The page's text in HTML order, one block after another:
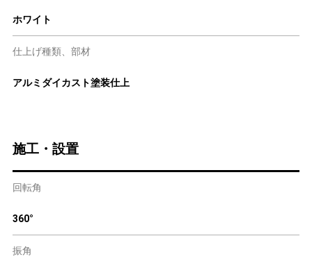
ホワイト
仕上げ種類、部材
アルミダイカスト塗装仕上
施工・設置
回転角
360°
振角